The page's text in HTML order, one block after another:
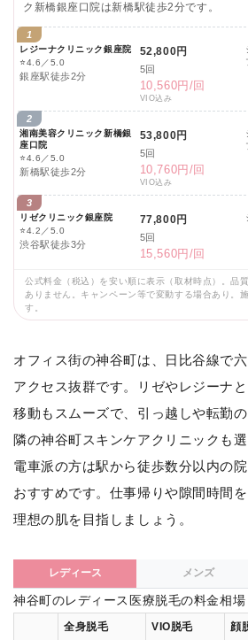
ク新橋銀座口院は新橋駅徒歩2分です。
1
レジーナクリニック銀座院
⭐4.6／5.0
銀座駅徒歩2分
52,800円
5回
10,560円/回
VIO込み
2
湘南美容クリニック新橋銀
座口院
⭐4.6／5.0
新橋駅徒歩2分
53,800円
5回
10,760円/回
VIO込み
3
リゼクリニック銀座院
⭐4.2／5.0
渋谷駅徒歩3分
77,800円
5回
15,560円/回
公式料金（税込）を安い順に表示（取材時点）。品
ありません。キャンペーン等で変動する場合あり。
す。
オフィス街の神谷町は、日比谷線で
アクセス抜群です。リゼやレジーナ
移動もスムーズで、引っ越しや転勤
隣の神谷町スキンケアクリニックも
電車派の方は駅から徒歩数分以内の
おすすめです。仕事帰りや隙間時間
理想の肌を目指しましょう。
レディース メンズ
神谷町のレディース医療脱毛の料金相場
全身脱毛 VIO脱毛 顔